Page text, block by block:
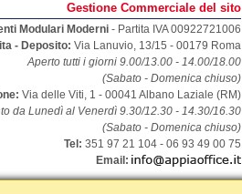
Gestione Commerciale del sito
Modulari Moderni- Partita IVA 00922721006
- Deposito: Via Lanuvio, 13/15 - 00179 Roma
Aperto tutti i giorni 9.00/13.00 - 14.00/18.00
(Sabato - Domenica chiuso)
Via delle Viti, 1 - 00041 Albano Laziale (RM)
da Lunedì al Venerdì 9.30/12.30 - 14.30/16.30
(Sabato - Domenica chiuso)
Tel: 351 97 21 104 - 06 93 49 00 75
Email: